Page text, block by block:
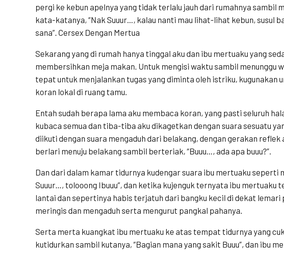
pergi ke kebun apelnya yang tidak terlalu jauh dari rumahnya sambil
kata-katanya, “Nak Suuur…, kalau nanti mau lihat-lihat kebun, susul
sana”. Cersex Dengan Mertua
Sekarang yang di rumah hanya tinggal aku dan ibu mertuaku yang
membersihkan meja makan. Untuk mengisi waktu sambil menunggu
tepat untuk menjalankan tugas yang diminta oleh istriku, kugunakan
koran lokal di ruang tamu.
Entah sudah berapa lama aku membaca koran, yang pasti seluruh
kubaca semua dan tiba-tiba aku dikagetkan dengan suara sesuatu
diikuti dengan suara mengaduh dari belakang, dengan gerakan reflek
berlari menuju belakang sambil berteriak, “Buuu…, ada apa buuu?”.
Dan dari dalam kamar tidurnya kudengar suara ibu mertuaku seperti
Suuur…, tolooong Ibuuu”, dan ketika kujenguk ternyata ibu mertuaku
lantai dan sepertinya habis terjatuh dari bangku kecil di dekat lemari
meringis dan mengaduh serta mengurut pangkal pahanya.
Serta merta kuangkat ibu mertuaku ke atas tempat tidurnya yang
kutidurkan sambil kutanya, “Bagian mana yang sakit Buuu”, dan ibu